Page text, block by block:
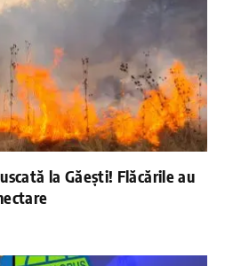
la Găești! Flăcările au